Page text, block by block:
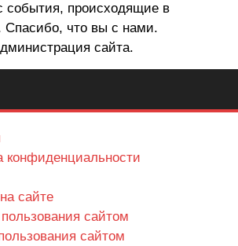
события, происходящие в
Спасибо, что вы с нами.
сайта.
конфиденциальности
сайте
сайтом
сайтом